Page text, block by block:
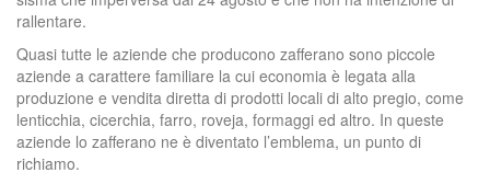
rallentare.
Quasi tutte le aziende che producono zafferano sono piccole
aziende a carattere familiare la cui economia è legata alla
produzione e vendita diretta di prodotti locali di alto pregio, come
lenticchia, cicerchia, farro, roveja, formaggi ed altro. In queste
aziende lo zafferano ne è diventato l’emblema, un punto di
richiamo.